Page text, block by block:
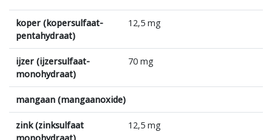
koper (kopersulfaat-
pentahydraat)
12,5 mg
ijzer (ijzersulfaat-
monohydraat)
70 mg
mangaan (mangaanoxide)
zink (zinksulfaat
12,5 mg